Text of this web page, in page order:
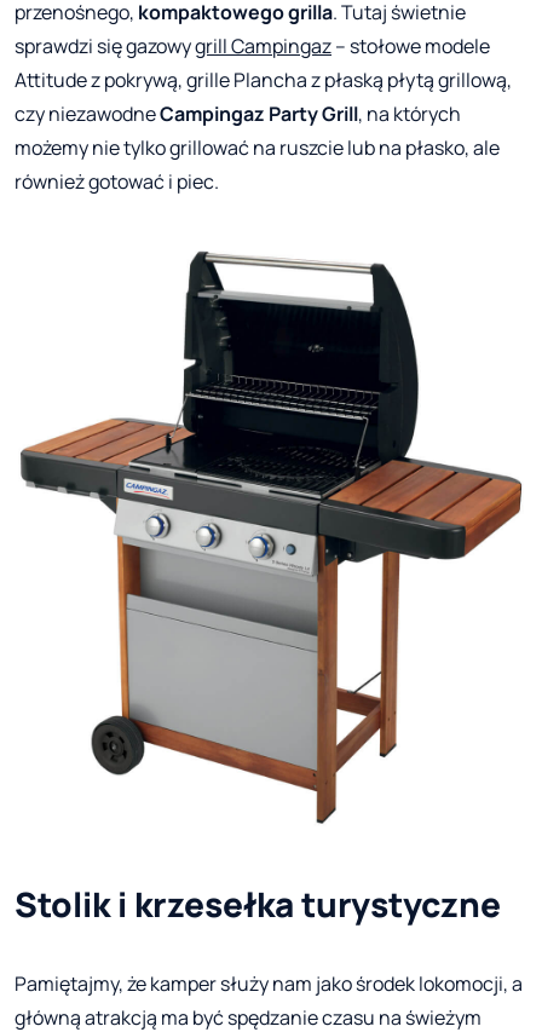
przenośnego, kompaktowego grilla. Tutaj świetnie
sprawdzi się gazowygrill Campingaz– stołowe modele
Attitude z pokrywą, grille Plancha z płaską płytą grillową,
czy niezawodneCampingaz Party Grill, na których
możemy nie tylko grillować na ruszcie lub na płasko, ale
również gotować i piec.
Stolik i krzesełka turystyczne
Pamiętajmy, że kamper służy nam jako środek lokomocji, a
główną atrakcją ma być spędzanie czasu na świeżym